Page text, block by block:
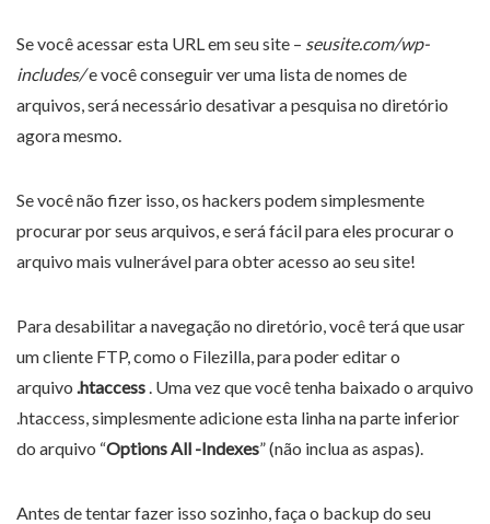
Se você acessar esta URL em seu site – seusite.com/wp-
includes/e você conseguir ver uma lista de nomes de
arquivos, será necessário desativar a pesquisa no diretório
agora mesmo.
Se você não fizer isso, os hackers podem simplesmente
procurar por seus arquivos, e será fácil para eles procurar o
arquivo mais vulnerável para obter acesso ao seu site!
Para desabilitar a navegação no diretório, você terá que usar
um cliente FTP, como o Filezilla, para poder editar o
arquivo .htaccess . Uma vez que você tenha baixado o arquivo
.htaccess, simplesmente adicione esta linha na parte inferior
do arquivo “Options All -Indexes” (não inclua as aspas).
Antes de tentar fazer isso sozinho, faça o backup do seu